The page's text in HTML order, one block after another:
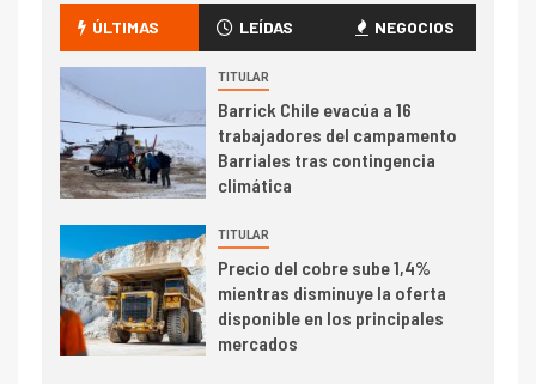
crecimiento regional: Banco
Central reporta resultados
dispares en el primer
trimestre
I+D
Informe bimensual de
Cochilco: precio del cobre
alcanza máximos por escasez
5
Estudio revela cómo el precio
del cobre y educación superior
se relacionan en zonas
ÚLTIMAS LEÍDAS NEGOCIOS
TITULAR
Barrick Chile evacúa a 16
trabajadores del campamento
Barriales tras contingencia
climática
TITULAR
Precio del cobre sube 1,4%
mientras disminuye la oferta
disponible en los principales
mercados